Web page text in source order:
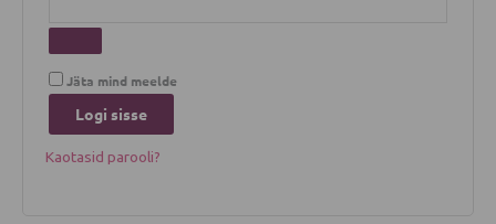
Jäta mind meelde
Logi sisse
Kaotasid parooli?